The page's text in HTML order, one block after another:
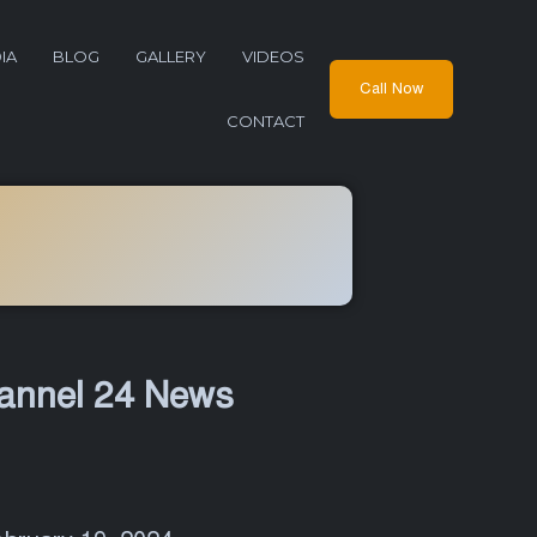
BLOG GALLERY VIDEOS
CONTACT
Call Now
24 News